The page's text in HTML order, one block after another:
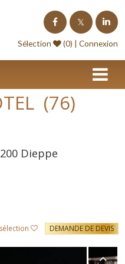
Sélection (0) |Connexion
(76)
Dieppe
DEMANDE DE DEVIS